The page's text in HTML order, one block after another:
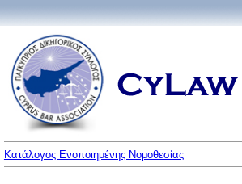
Κατάλογος Ενοποιημένης Νομοθεσίας